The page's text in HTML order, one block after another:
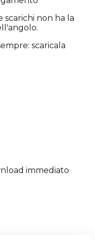
scarichi non ha la
scaricala
immediato